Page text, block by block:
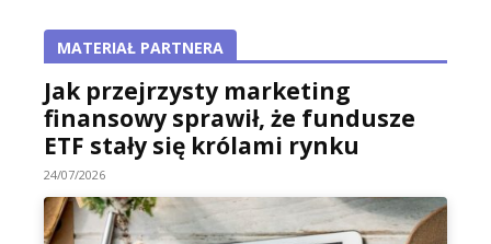
MATERIAŁ PARTNERA
Jak przejrzysty marketing
finansowy sprawił, że fundusze
ETF stały się królami rynku
24/07/2026